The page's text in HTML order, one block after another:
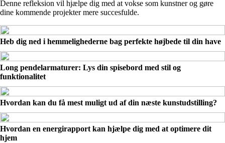
Denne refleksion vil hjælpe dig med at vokse som kunstner og gøre
dine kommende projekter mere succesfulde.
Heb dig ned i hemmelighederne bag perfekte højbede til din have
Long pendelarmaturer: Lys din spisebord med stil og
funktionalitet
Hvordan kan du få mest muligt ud af din næste kunstudstilling?
Hvordan en energirapport kan hjælpe dig med at optimere dit
hjem